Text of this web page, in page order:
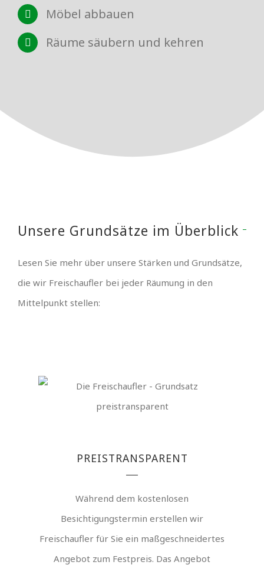
Möbel abbauen
Räume säubern und kehren
Unsere Grundsätze im Überblick
Lesen Sie mehr über unsere Stärken und Grundsätze,
die wir Freischaufler bei jeder Räumung in den
Mittelpunkt stellen:
PREISTRANSPARENT
Während dem kostenlosen
Besichtigungstermin erstellen wir
Freischaufler für Sie ein maßgeschneidertes
Angebot zum Festpreis. Das Angebot